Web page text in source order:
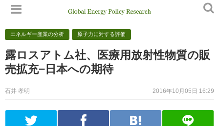
エネルギー産業の分析 原子力に対する評価
露ロスアトム社、医療用放射性物質の販
売拡充−日本への期待
2016年10月05日 16:29
石井 孝明